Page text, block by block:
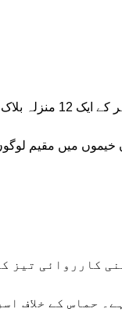
دو روز قبل
خیموں میں مقیم
کارروائی تیز
حماس کے خلاف